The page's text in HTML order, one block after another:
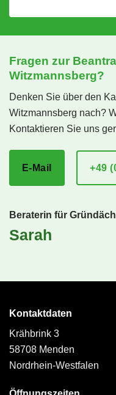
Fragen zur
Witzmannsberg?
Denken Sie über den
Witzmannsberg nach?
Kontaktieren Sie uns
E-Mail +49
Beraterin für
Sarah
Kontaktdaten
Krähbrink 3
58708 Menden
Nordrhein-Westfalen